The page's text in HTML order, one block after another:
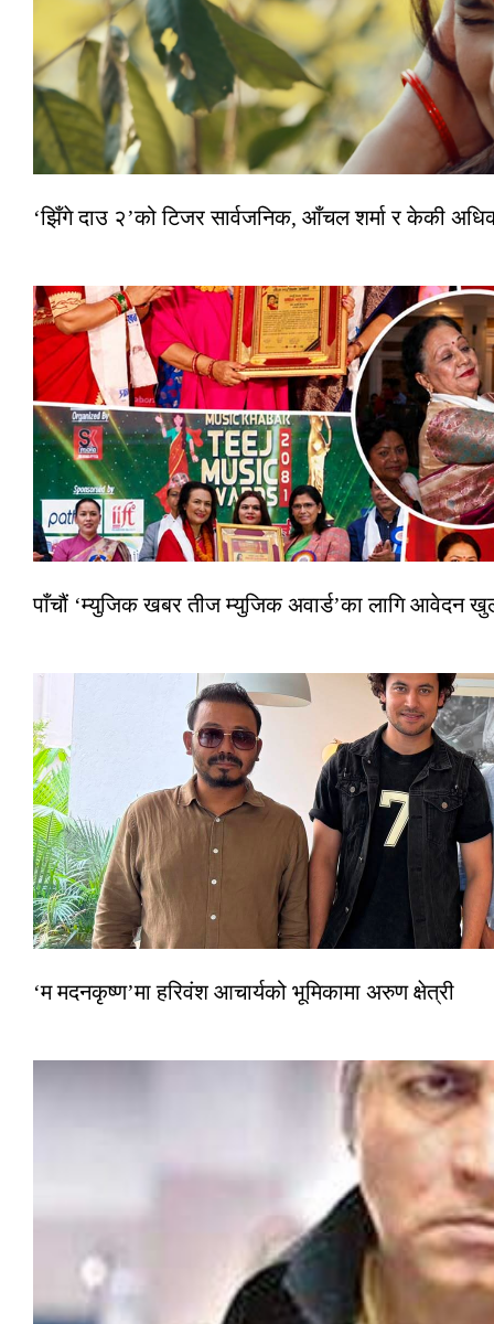
‘झिँगे दाउ २’को टिजर सार्वजनिक, आँचल शर्मा र केकी
पाँचौं ‘म्युजिक खबर तीज म्युजिक अवार्ड’का लागि आवेदन
‘म मदनकृष्ण’मा हरिवंश आचार्यको भूमिकामा अरुण क्षेत्री